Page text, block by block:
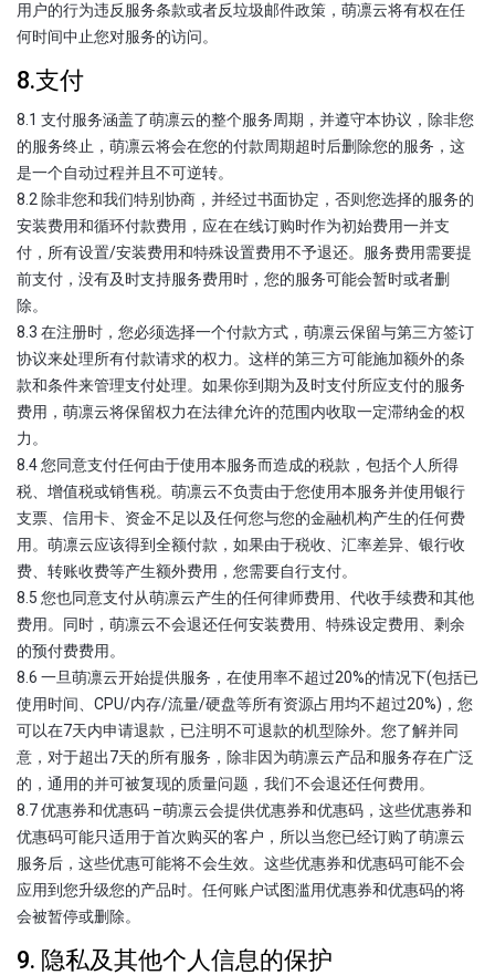
用户的行为违反服务条款或者反垃圾邮件政策，萌凛云将有权在任
何时间中止您对服务的访问。
8.支付
8.1 支付服务涵盖了萌凛云的整个服务周期，并遵守本协议，除非您
的服务终止，萌凛云将会在您的付款周期超时后删除您的服务，这
是一个自动过程并且不可逆转。
8.2 除非您和我们特别协商，并经过书面协定，否则您选择的服务的
安装费用和循环付款费用，应在在线订购时作为初始费用一并支
付，所有设置/安装费用和特殊设置费用不予退还。服务费用需要提
前支付，没有及时支持服务费用时，您的服务可能会暂时或者删
除。
8.3 在注册时，您必须选择一个付款方式，萌凛云保留与第三方签订
协议来处理所有付款请求的权力。这样的第三方可能施加额外的条
款和条件来管理支付处理。如果你到期为及时支付所应支付的服务
费用，萌凛云将保留权力在法律允许的范围内收取一定滞纳金的权
力。
8.4 您同意支付任何由于使用本服务而造成的税款，包括个人所得
税、增值税或销售税。萌凛云不负责由于您使用本服务并使用银行
支票、信用卡、资金不足以及任何您与您的金融机构产生的任何费
用。萌凛云应该得到全额付款，如果由于税收、汇率差异、银行收
费、转账收费等产生额外费用，您需要自行支付。
8.5 您也同意支付从萌凛云产生的任何律师费用、代收手续费和其他
费用。同时，萌凛云不会退还任何安装费用、特殊设定费用、剩余
的预付费费用。
8.6 一旦萌凛云开始提供服务，在使用率不超过20%的情况下(包括已
使用时间、CPU/内存/流量/硬盘等所有资源占用均不超过20%)，您
可以在7天内申请退款，已注明不可退款的机型除外。您了解并同
意，对于超出7天的所有服务，除非因为萌凛云产品和服务存在广泛
的，通用的并可被复现的质量问题，我们不会退还任何费用。
8.7 优惠券和优惠码 –萌凛云会提供优惠券和优惠码，这些优惠券和
优惠码可能只适用于首次购买的客户，所以当您已经订购了萌凛云
服务后，这些优惠可能将不会生效。这些优惠券和优惠码可能不会
应用到您升级您的产品时。任何账户试图滥用优惠券和优惠码的将
会被暂停或删除。
9. 隐私及其他个人信息的保护